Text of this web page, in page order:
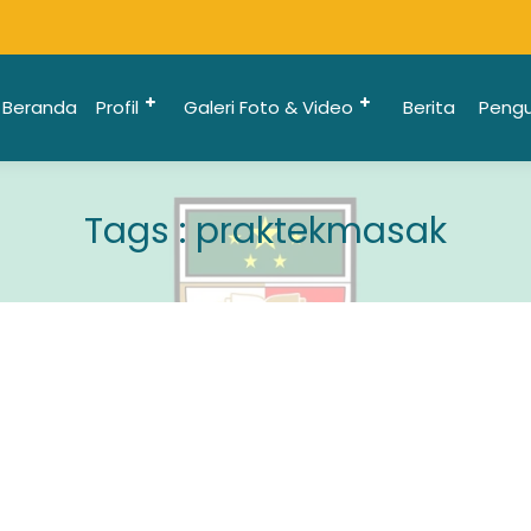
Beranda Profil Galeri Foto & Video Berita
Tags : praktekmasak